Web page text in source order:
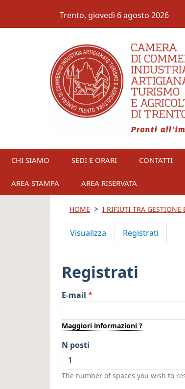
Trento, giovedì 6 agosto 2026
CHI SIAMO SEDI E ORARI CONTATTI
AREA STAMPA AREA RISERVATA
HOME I RIFIUTI TRA GESTIONE
Schede primarie
Visualizza Registrati
Registrati
E-mail
Maggiori informazioni ?
N posti
The number of spaces you wish to